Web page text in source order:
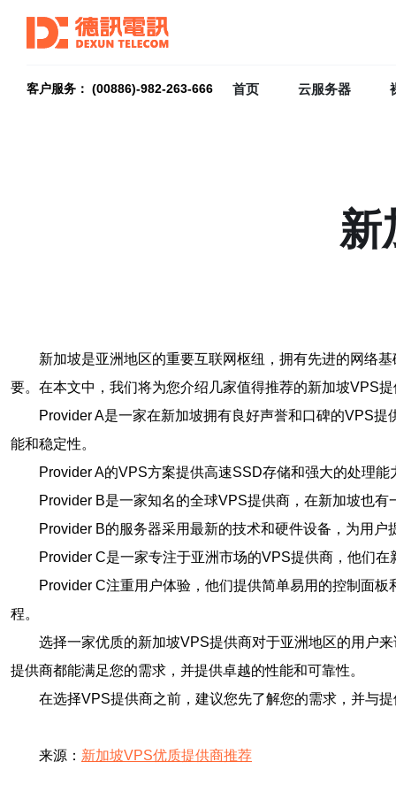
客户服务： (00886)-982-263-666 首页 云服务器
新
新加坡是亚洲地区的重要互联网枢纽，拥有先进的网络
要。在本文中，我们将为您介绍几家值得推荐的新加坡VPS
Provider A是一家在新加坡拥有良好声誉和口碑的VPS
能和稳定性。
Provider A的VPS方案提供高速SSD存储和强大的处理
Provider B是一家知名的全球VPS提供商，在新加坡也
Provider B的服务器采用最新的技术和硬件设备，为用
Provider C是一家专注于亚洲市场的VPS提供商，他们
Provider C注重用户体验，他们提供简单易用的控制面
程。
选择一家优质的新加坡VPS提供商对于亚洲地区的用户
提供商都能满足您的需求，并提供卓越的性能和可靠性。
在选择VPS提供商之前，建议您先了解您的需求，并与
来源： 新加坡VPS优质提供商推荐